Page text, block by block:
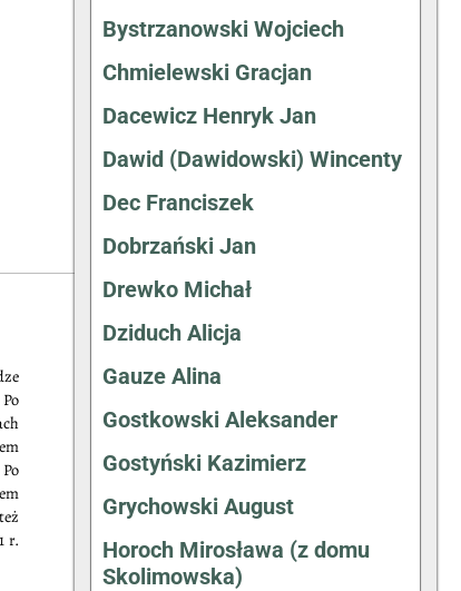
r.
Bystrzanowski Wojciech
Chmielewski Gracjan
Dacewicz Henryk Jan
Dawid (Dawidowski) Wincenty
Dec Franciszek
Dobrzański Jan
Drewko Michał
Dziduch Alicja
Gauze Alina
Gostkowski Aleksander
Gostyński Kazimierz
Grychowski August
Horoch Mirosława (z domu
Skolimowska)